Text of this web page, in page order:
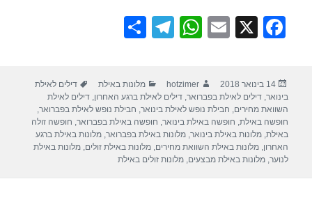
F
e
b
o
o
X
E
W
s
A
p
p
T
gr
a
m
e
פורסם
בתאריך
14 בינואר 2018 מחבר
hotzimer קטגוריות
מלונות באילת תגיות
דילים לאילת
בינואר,דילים לאילת בפברואר,דילים לאילת ברגע האחרון,דילים לאילת
השוואת מחירים, חבילת נופש לאילת בינואר, חבילת נופש לאילת בפברואר,
חופשה באילת, חופשה באילת בינואר, חופשה באילת בפברואר, חופשה זולה
באילת,מלונות באילת בינואר,מלונות באילת בפברואר,מלונות באילת ברגע
האחרון,מלונות באילת השוואת מחירים,מלונות באילת זולים,מלונות באילת
לנוער,מלונות באילת מבצעים,מלונות זולים באילת